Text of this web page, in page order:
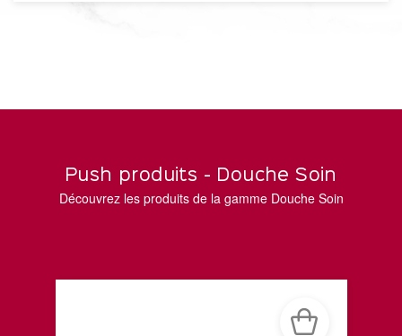
Push produits - Douche Soin
Découvrez les produits de la gamme Douche Soin